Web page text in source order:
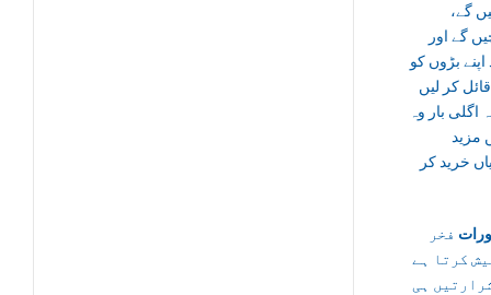
گے،
گے اور
اپنے بڑوں کو
کر لیں
اگلی بار وہ
مزید
خرید کر
فخر
کرتا ہے
ہی